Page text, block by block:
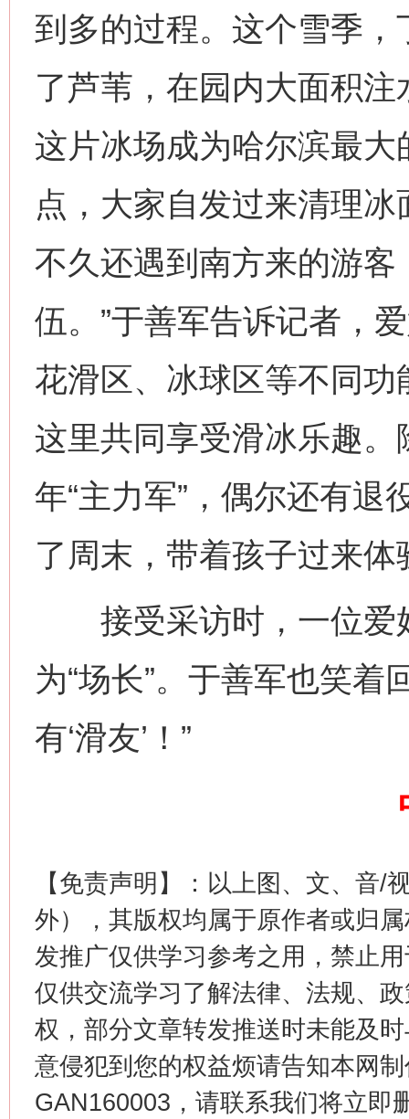
到多的过程。这个雪季
了芦苇，在园内大面积
这片冰场成为哈尔滨最大
点，大家自发过来清理
不久还遇到南方来的游
伍。”于善军告诉记者，
花滑区、冰球区等不同
这里共同享受滑冰乐趣
年“主力军”，偶尔还有退
了周末，带着孩子过来
接受采访时，一位爱
为“场长”。于善军也笑着
有‘滑友’！”
【免责声明】：以上图、文、音/
外），其版权均属于原作者或归
发推广仅供学习参考之用，禁止
仅供交流学习了解法律、法规、
权，部分文章转发推送时未能及
意侵犯到您的权益烦请告知本网
GAN160003，请联系我们将立即
这是一记警钟！ 谢
今
习近平的博鳌关键词
“刷贴”乱象丛生
生